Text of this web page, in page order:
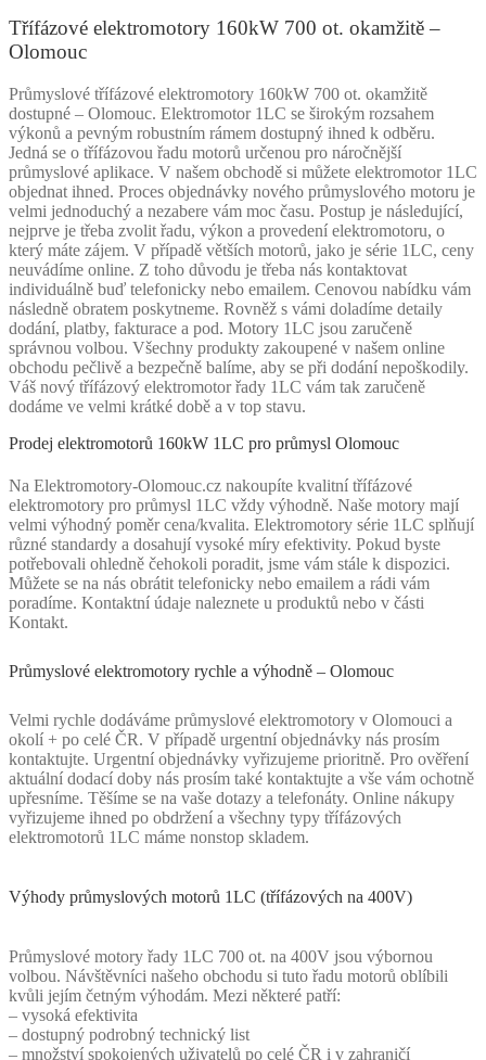
Třífázové elektromotory 160kW 700 ot. okamžitě –
Olomouc
Průmyslové třífázové elektromotory 160kW 700 ot. okamžitě
dostupné – Olomouc. Elektromotor 1LC se širokým rozsahem
výkonů a pevným robustním rámem dostupný ihned k odběru.
Jedná se o třífázovou řadu motorů určenou pro náročnější
průmyslové aplikace. V našem obchodě si můžete elektromotor 1LC
objednat ihned. Proces objednávky nového průmyslového motoru je
velmi jednoduchý a nezabere vám moc času. Postup je následující,
nejprve je třeba zvolit řadu, výkon a provedení elektromotoru, o
který máte zájem. V případě větších motorů, jako je série 1LC, ceny
neuvádíme online. Z toho důvodu je třeba nás kontaktovat
individuálně buď telefonicky nebo emailem. Cenovou nabídku vám
následně obratem poskytneme. Rovněž s vámi doladíme detaily
dodání, platby, fakturace a pod. Motory 1LC jsou zaručeně
správnou volbou. Všechny produkty zakoupené v našem online
obchodu pečlivě a bezpečně balíme, aby se při dodání nepoškodily.
Váš nový třífázový elektromotor řady 1LC vám tak zaručeně
dodáme ve velmi krátké době a v top stavu.
Prodej elektromotorů 160kW 1LC pro průmysl Olomouc
Na Elektromotory-Olomouc.cz nakoupíte kvalitní třífázové
elektromotory pro průmysl 1LC vždy výhodně. Naše motory mají
velmi výhodný poměr cena/kvalita. Elektromotory série 1LC splňují
různé standardy a dosahují vysoké míry efektivity. Pokud byste
potřebovali ohledně čehokoli poradit, jsme vám stále k dispozici.
Můžete se na nás obrátit telefonicky nebo emailem a rádi vám
poradíme. Kontaktní údaje naleznete u produktů nebo v části
Kontakt.
Průmyslové elektromotory rychle a výhodně – Olomouc
Velmi rychle dodáváme průmyslové elektromotory v Olomouci a
okolí + po celé ČR. V případě urgentní objednávky nás prosím
kontaktujte. Urgentní objednávky vyřizujeme prioritně. Pro ověření
aktuální dodací doby nás prosím také kontaktujte a vše vám ochotně
upřesníme. Těšíme se na vaše dotazy a telefonáty. Online nákupy
vyřizujeme ihned po obdržení a všechny typy třífázových
elektromotorů 1LC máme nonstop skladem.
Výhody průmyslových motorů 1LC (třífázových na 400V)
Průmyslové motory řady 1LC 700 ot. na 400V jsou výbornou
volbou. Návštěvníci našeho obchodu si tuto řadu motorů oblíbili
kvůli jejím četným výhodám. Mezi některé patří:
– vysoká efektivita
– dostupný podrobný technický list
– množství spokojených uživatelů po celé ČR i v zahraničí